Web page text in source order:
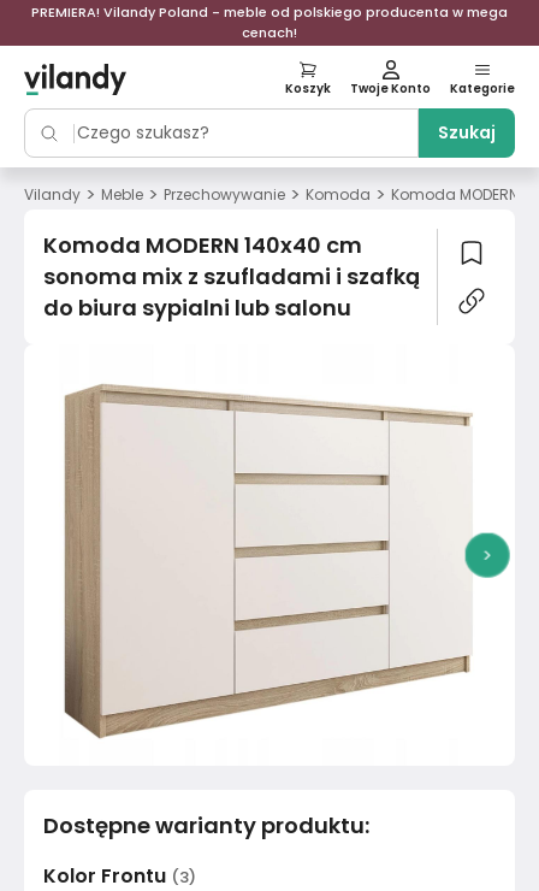
PREMIERA! Vilandy Poland - meble od polskiego producenta w mega
cenach!
Szukaj
Koszyk Twoje Konto Kategorie
Vilandy > Meble > Przechowywanie > Komoda > Komoda MODERN
Komoda MODERN 140x40 cm
sonoma mix z szufladami i szafką
do biura sypialni lub salonu
>
Dostępne warianty produktu:
Kolor Frontu (3)